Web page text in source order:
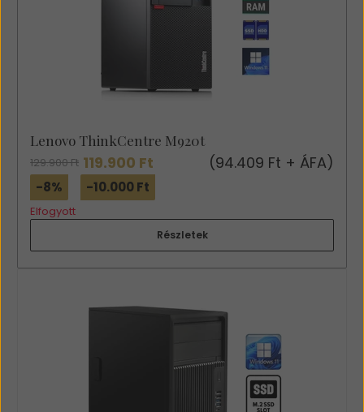
Lenovo ThinkCentre M920t
129.900 Ft 119.900 Ft (94.409 Ft + ÁFA)
-8% -10.000 Ft
Elfogyott
Részletek